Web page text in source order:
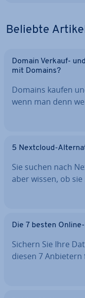
Beliebte
Domain Verkauf-
mit Domains?
Domains kaufen
wenn man denn
5 Nextcloud-
Sie suchen nach
aber wissen, ob
Die 7 besten
Sichern Sie Ihre
diesen 7